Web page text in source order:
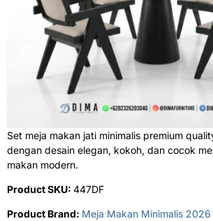
Set meja makan jati minimalis premium
dengan desain elegan, kokoh, dan cocok
makan modern.
Product SKU: 447DF
Product Brand: Meja Makan Minimalis 2026